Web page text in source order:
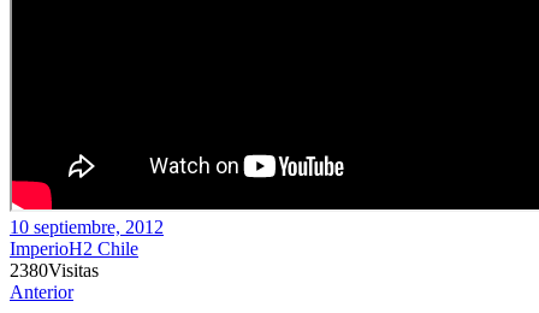
10 septiembre, 2012
ImperioH2 Chile
2380Visitas
Anterior